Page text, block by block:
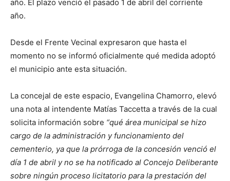
año. El plazo venció el pasado 1 de abril del corriente
año.
Desde el Frente Vecinal expresaron que hasta el
momento no se informó oficialmente qué medida adoptó
el municipio ante esta situación.
La concejal de este espacio, Evangelina Chamorro, elevó
una nota al intendente Matías Taccetta a través de la cual
solicita información sobre “qué área municipal se hizo
cargo de la administración y funcionamiento del
cementerio, ya que la prórroga de la concesión venció el
día 1 de abril y no se ha notificado al Concejo Deliberante
sobre ningún proceso licitatorio para la prestación del